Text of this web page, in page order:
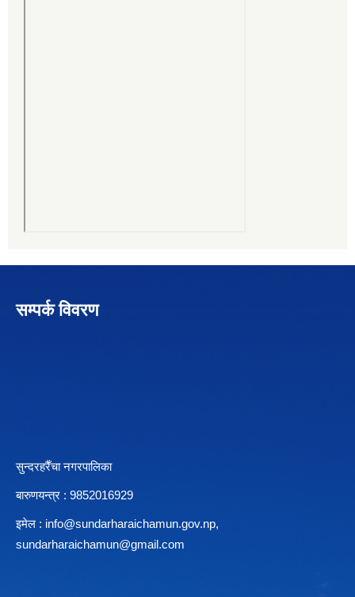
सम्पर्क विवरण
सुन्दरहरैँचा नगरपालिका
बारुणयन्त्र : 9852016929
इमेल : info@sundarharaichamun.gov.np,
sundarharaichamun@gmail.com